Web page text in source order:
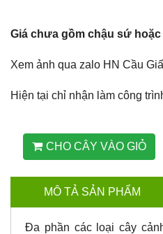
Giá chưa gồm chậu sứ
Xem ảnh qua zalo HN Cầu
Hiện tại chỉ nhận làm công
CHO CÂY VÀO GIỎ
MÔ TẢ SẢN PHẨM
Đa phần các loại cây